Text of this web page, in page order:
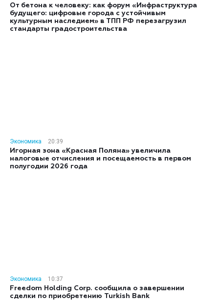
От бетона к человеку: как форум «Инфраструктура
будущего: цифровые города с устойчивым
культурным наследием» в ТПП РФ перезагрузил
стандарты градостроительства
Экономика
20:39
Игорная зона «Красная Поляна» увеличила
налоговые отчисления и посещаемость в первом
полугодии 2026 года
Экономика
10:37
Freedom Holding Corp. сообщила о завершении
сделки по приобретению Turkish Bank